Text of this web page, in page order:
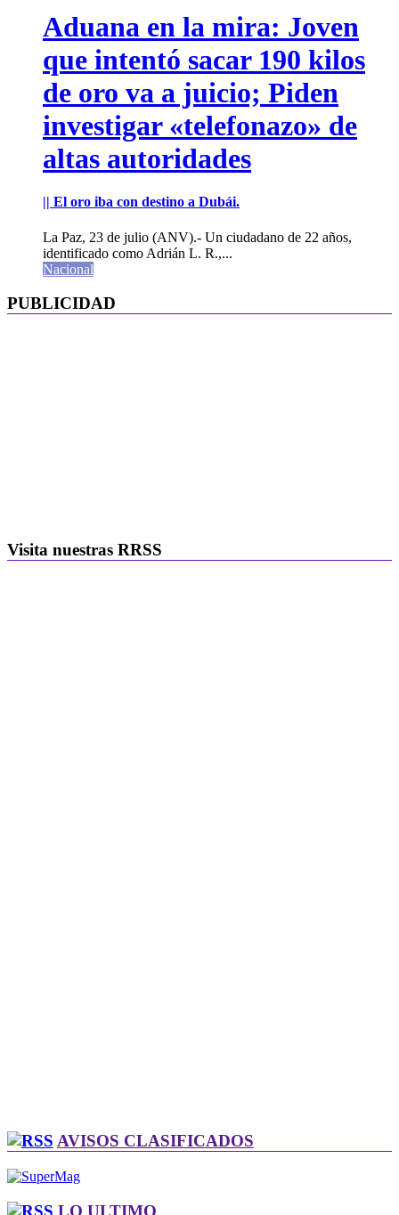
Aduana en la mira: Joven
que intentó sacar 190 kilos
de oro va a juicio; Piden
investigar «telefonazo» de
altas autoridades
|| El oro iba con destino a Dubái.
La Paz, 23 de julio (ANV).- Un ciudadano de 22 años,
identificado como Adrián L. R.,...
Nacional
PUBLICIDAD
Visita nuestras RRSS
AVISOS CLASIFICADOS
LO ULTIMO